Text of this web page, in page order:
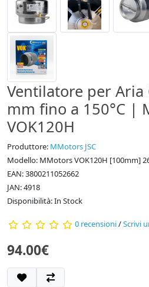
Ventilatore per Aria
mm fino a 150°C |
VOK120H
Produttore: MMotors JSC
Modello: MMotors VOK120H [100mm]
EAN: 3800211052662
JAN: 4918
Disponibilità: In Stock
0 recensioni/Scrivi
94.00€